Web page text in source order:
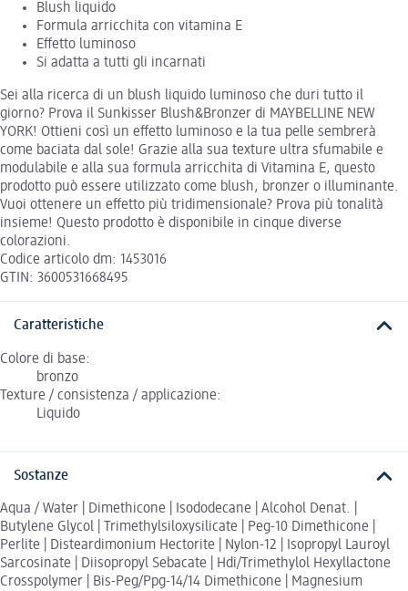
Blush liquido
Formula arricchita con vitamina E
Effetto luminoso
Si adatta a tutti gli incarnati
Sei alla ricerca di un blush liquido luminoso che duri tutto il
giorno? Prova il Sunkisser Blush&Bronzer di MAYBELLINE NEW
YORK! Ottieni così un effetto luminoso e la tua pelle sembrerà
come baciata dal sole! Grazie alla sua texture ultra sfumabile e
modulabile e alla sua formula arricchita di Vitamina E, questo
prodotto può essere utilizzato come blush, bronzer o illuminante.
Vuoi ottenere un effetto più tridimensionale? Prova più tonalità
insieme! Questo prodotto è disponibile in cinque diverse
colorazioni.
Codice articolo dm: 1453016
GTIN: 3600531668495
Caratteristiche
Colore di base:
bronzo
Texture / consistenza / applicazione:
Liquido
Sostanze
Aqua / Water | Dimethicone | Isododecane | Alcohol Denat. |
Butylene Glycol | Trimethylsiloxysilicate | Peg-10 Dimethicone |
Perlite | Disteardimonium Hectorite | Nylon-12 | Isopropyl Lauroyl
Sarcosinate | Diisopropyl Sebacate | Hdi/Trimethylol Hexyllactone
Crosspolymer | Bis-Peg/Ppg-14/14 Dimethicone | Magnesium